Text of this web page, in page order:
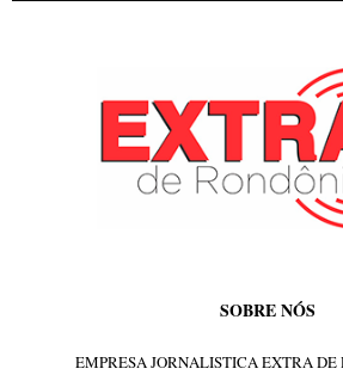
SOBRE NÓS
EMPRESA JORNALISTICA EXTRA DE